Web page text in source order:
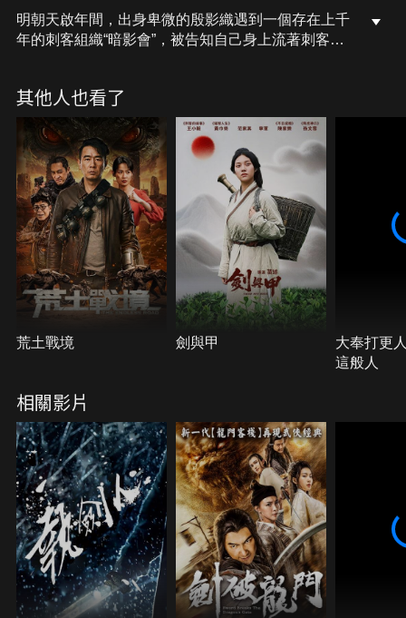
明朝天啟年間，出身卑微的殷影織遇到一個存在上千
年的刺客組織“暗影會”，被告知自己身上流著刺客之
一個天大的陰謀。
其他人也看了
荒土戰境 劍與甲
大奉打更
這般人
相關影片